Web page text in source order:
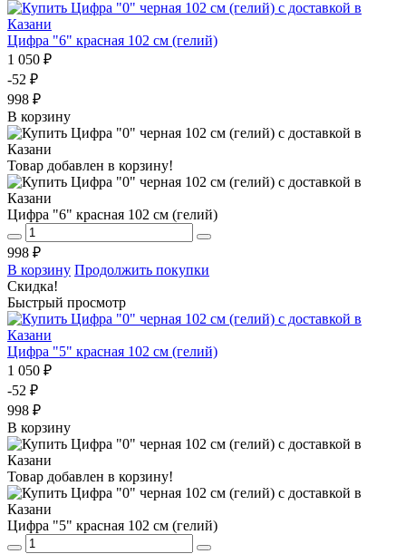
Цифра "6" красная 102 см (гелий)
1 050 ₽
-52 ₽
998 ₽
В корзину
Товар добавлен в корзину!
Цифра "6" красная 102 см (гелий)
998 ₽
В корзину Продолжить покупки
Скидка!
Быстрый просмотр
Цифра "5" красная 102 см (гелий)
1 050 ₽
-52 ₽
998 ₽
В корзину
Товар добавлен в корзину!
Цифра "5" красная 102 см (гелий)